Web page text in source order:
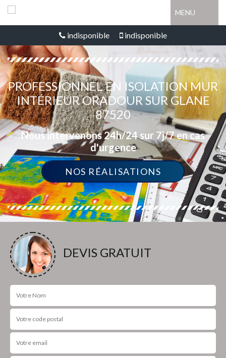
MENU
indisponible indisponible
PROFESSIONNEL EN ISOLATION MUR
INTÉRIEUR ORADOUR SUR GLANE
87520
Nous intervenons 24h/24 sur 7j/7 en cas
d'urgence
NOS RÉALISATIONS
DEVIS GRATUIT